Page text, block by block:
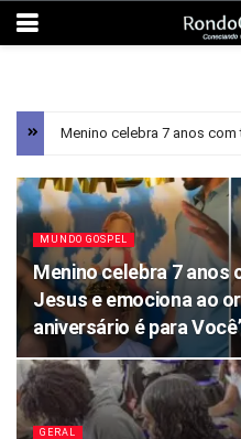
MUNDO GOSPEL
Menino celebra 7 anos
Jesus e emociona ao
aniversário é para
GERAL